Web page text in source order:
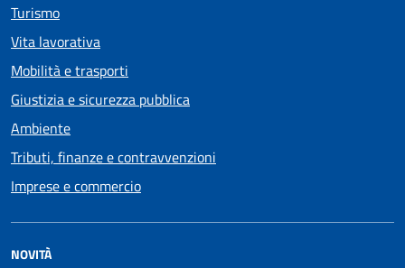
Turismo
Vita lavorativa
Mobilità e trasporti
Giustizia e sicurezza pubblica
Ambiente
Tributi, finanze e contravvenzioni
Imprese e commercio
NOVITÀ